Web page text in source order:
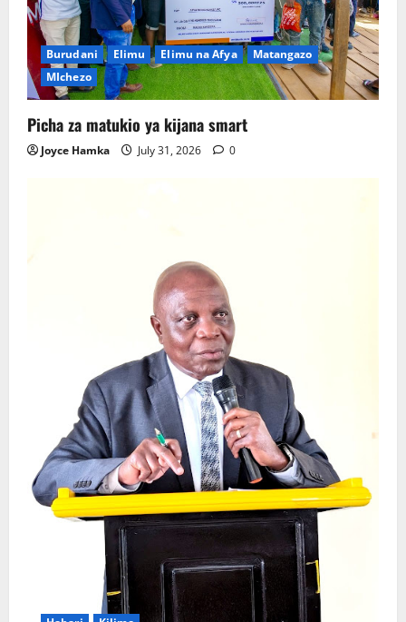
Burudani Elimu Elimu na Afya
Matangazo
MIchezo
Picha za matukio ya kijana smart
Joyce Hamka July 31, 2026 0